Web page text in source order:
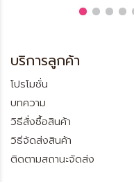
บริการลูกค้า
โปรโมชั่น
บทความ
วิธีสั่งซื้อสินค้า
วิธีจัดส่งสินค้า
ติดตามสถานะจัดส่ง